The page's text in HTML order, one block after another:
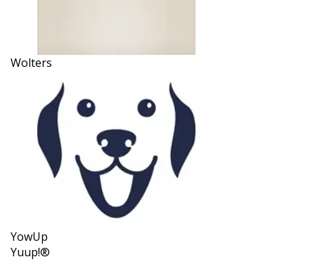
Wolters
YowUp
Yuup!®